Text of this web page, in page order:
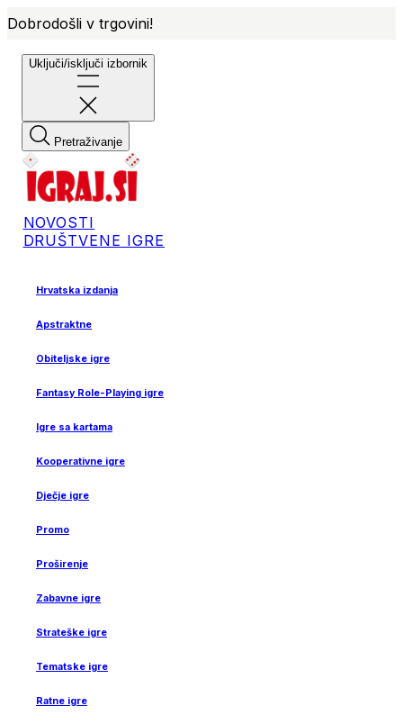
Dobrodošli v trgovini!
Uključi/isključi izbornik
Pretraživanje
NOVOSTI
DRUŠTVENE IGRE
Hrvatska izdanja
Apstraktne
Obiteljske igre
Fantasy Role-Playing igre
Igre sa kartama
Kooperativne igre
Dječje igre
Promo
Proširenje
Zabavne igre
Strateške igre
Tematske igre
Ratne igre